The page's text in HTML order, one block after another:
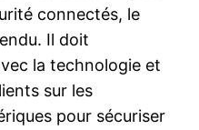
connectés, le
Il doit
la technologie et
sur les
pour sécuriser